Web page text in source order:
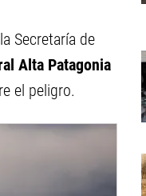
Secretaría de
Alta Patagonia
el peligro.